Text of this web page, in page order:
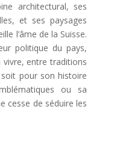
architectural, ses
et ses paysages
l’âme de la Suisse.
politique du pays,
entre traditions
pour son histoire
ou sa
cesse de séduire les